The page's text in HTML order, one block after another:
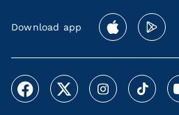
Download app